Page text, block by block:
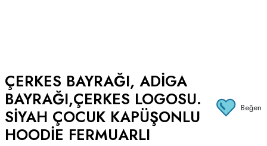
ÇERKES BAYRAĞI, ADIGA
BAYRAĞI,ÇERKES LOGOSU.
SIYAH ÇOCUK KAPÜŞONLU
HOODIE FERMUARLI
Beğen